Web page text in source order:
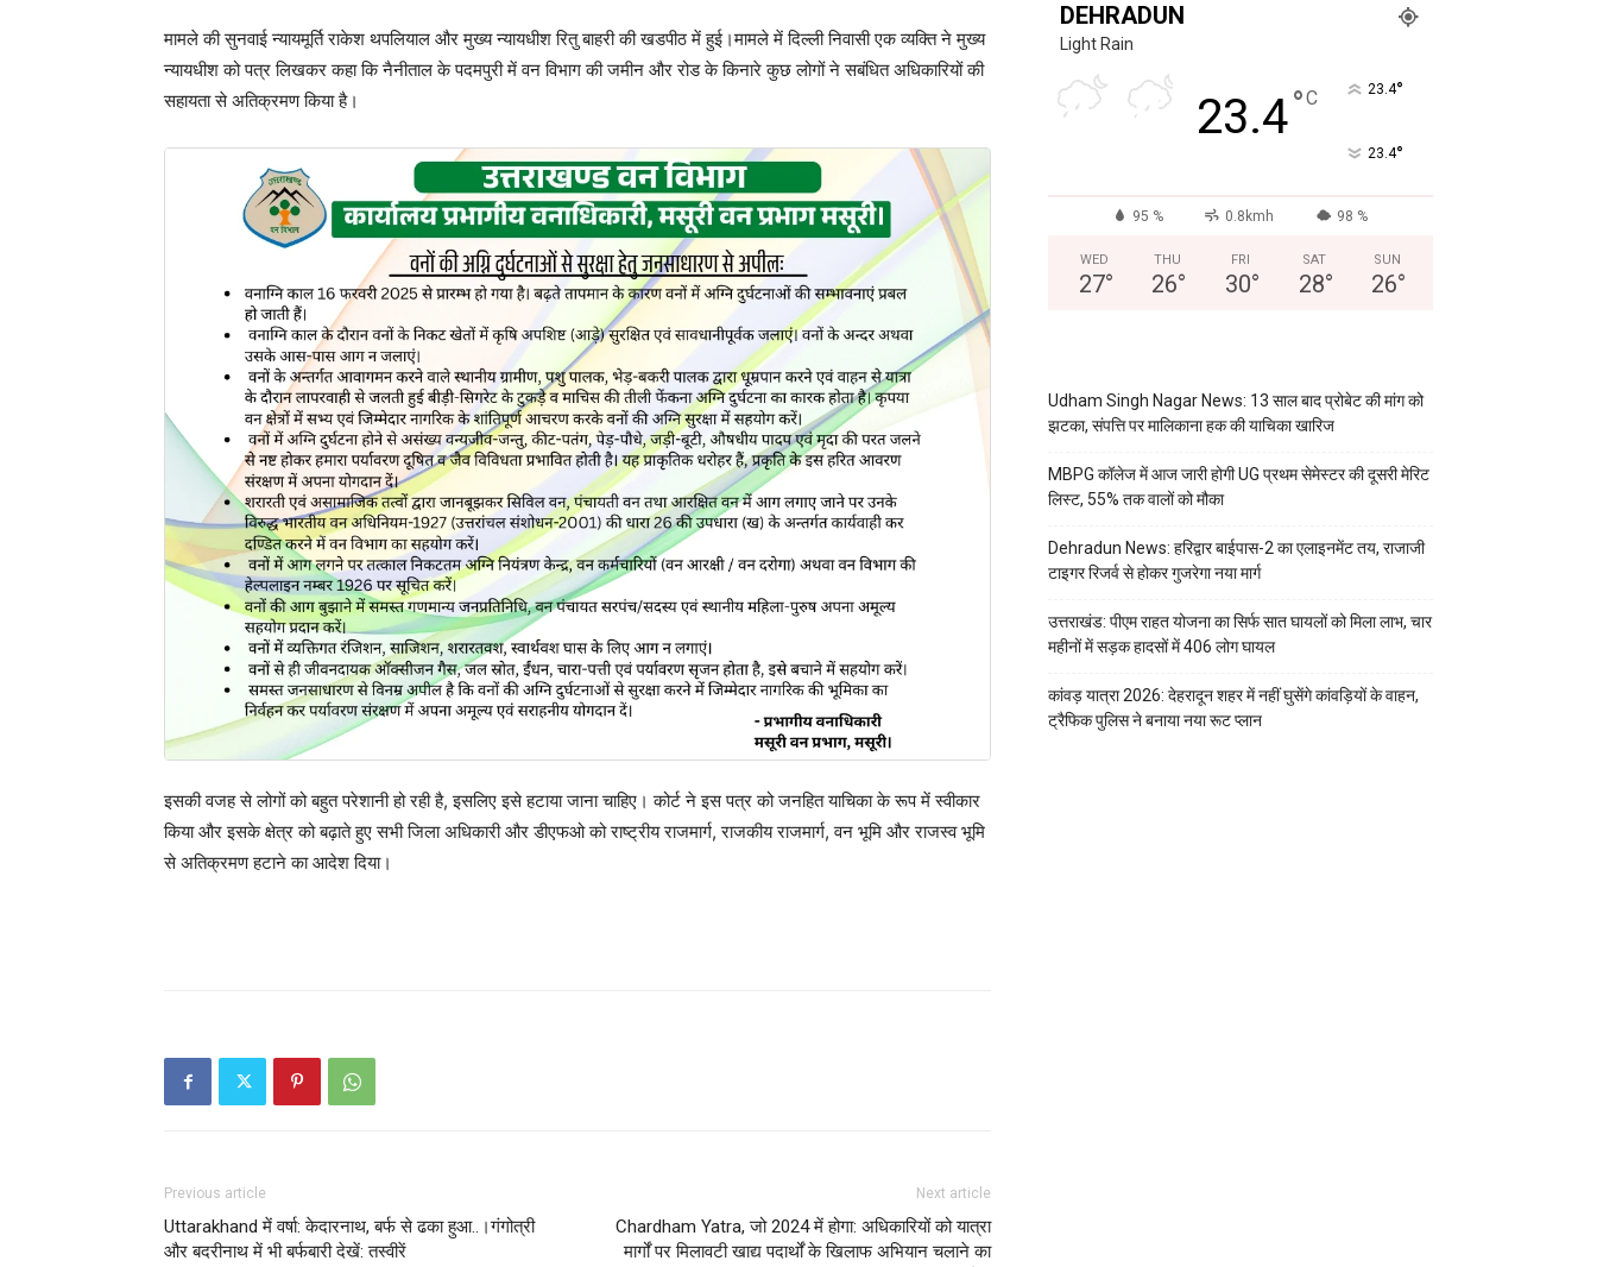
मामले की सुनवाई न्यायमूर्ति राकेश थपलियाल और मुख्य न्यायधीश रितु बाहरी की खडपीठ में हुई।मामले में दिल्ली निवासी एक व्यक्ति ने मुख्य
न्यायधीश को पत्र लिखकर कहा कि नैनीताल के पदमपुरी में वन विभाग की जमीन और रोड के किनारे कुछ लोगों ने सबंधित अधिकारियों की
सहायता से अतिक्रमण किया है।
इसकी वजह से लोगों को बहुत परेशानी हो रही है, इसलिए इसे हटाया जाना चाहिए। कोर्ट ने इस पत्र को जनहित याचिका के रूप में स्वीकार
किया और इसके क्षेत्र को बढ़ाते हुए सभी जिला अधिकारी और डीएफओ को राष्ट्रीय राजमार्ग, राजकीय राजमार्ग, वन भूमि और राजस्व भूमि
से अतिक्रमण हटाने का आदेश दिया।
Previous article
Uttarakhand में वर्षा: केदारनाथ, बर्फ से ढका हुआ..।गंगोत्री
और बदरीनाथ में भी बर्फबारी देखें: तस्वीरें
Next article
Chardham Yatra, जो 2024 में होगा: अधिकारियों को यात्रा
मार्गों पर मिलावटी खाद्य पदार्थों के खिलाफ अभियान चलाने का
DEHRADUN
Light Rain
23.4°C 23.4°
23.4°
95 % 0.8kmh 98 %
WED
27°
THU
26°
FRI
30°
SAT
28°
SUN
26°
Udham Singh Nagar News: 13 साल बाद प्रोबेट की मांग को
झटका, संपत्ति पर मालिकाना हक की याचिका खारिज
MBPG कॉलेज में आज जारी होगी UG प्रथम सेमेस्टर की दूसरी मेरिट
लिस्ट, 55% तक वालों को मौका
Dehradun News: हरिद्वार बाईपास-2 का एलाइनमेंट तय, राजाजी
टाइगर रिजर्व से होकर गुजरेगा नया मार्ग
उत्तराखंड: पीएम राहत योजना का सिर्फ सात घायलों को मिला लाभ, चार
महीनों में सड़क हादसों में 406 लोग घायल
कांवड़ यात्रा 2026: देहरादून शहर में नहीं घुसेंगे कांवड़ियों के वाहन,
ट्रैफिक पुलिस ने बनाया नया रूट प्लान